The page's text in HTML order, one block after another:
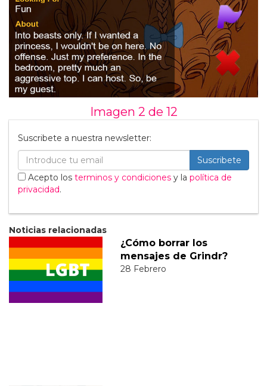
Imagen 2 de 12
Suscribete a nuestra newsletter:
Suscribete
Acepto los terminos y condiciones y la política de
privacidad.
Noticias relacionadas
¿Cómo borrar los
mensajes de Grindr?
28 Febrero